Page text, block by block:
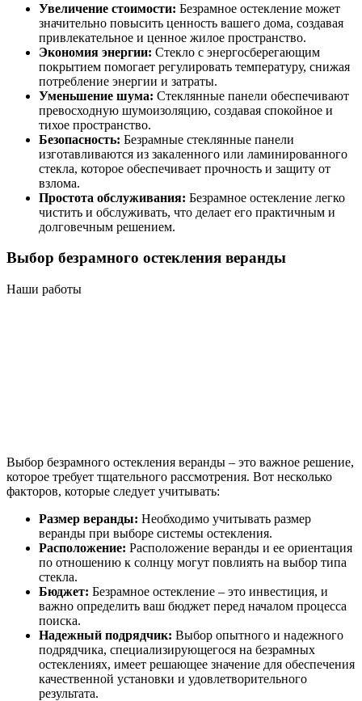
Увеличение стоимости: Безрамное остекление может
значительно повысить ценность вашего дома, создавая
привлекательное и ценное жилое пространство.
Экономия энергии: Стекло с энергосберегающим
покрытием помогает регулировать температуру, снижая
потребление энергии и затраты.
Уменьшение шума: Стеклянные панели обеспечивают
превосходную шумоизоляцию, создавая спокойное и
тихое пространство.
Безопасность: Безрамные стеклянные панели
изготавливаются из закаленного или ламинированного
стекла, которое обеспечивает прочность и защиту от
взлома.
Простота обслуживания: Безрамное остекление легко
чистить и обслуживать, что делает его практичным и
долговечным решением.
Выбор безрамного остекления веранды
Наши работы
Выбор безрамного остекления веранды – это важное решение,
которое требует тщательного рассмотрения. Вот несколько
факторов, которые следует учитывать:
Размер веранды: Необходимо учитывать размер
веранды при выборе системы остекления.
Расположение: Расположение веранды и ее ориентация
по отношению к солнцу могут повлиять на выбор типа
стекла.
Бюджет: Безрамное остекление – это инвестиция, и
важно определить ваш бюджет перед началом процесса
поиска.
Надежный подрядчик: Выбор опытного и надежного
подрядчика, специализирующегося на безрамных
остеклениях, имеет решающее значение для обеспечения
качественной установки и удовлетворительного
результата.